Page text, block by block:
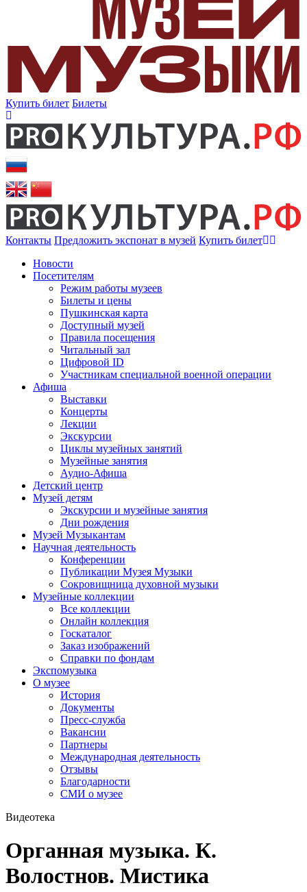
Купить билет Билеты
Контакты Предложить экспонат в музей Купить билет
Новости
Посетителям
Режим работы музеев
Билеты и цены
Пушкинская карта
Доступный музей
Правила посещения
Читальный зал
Цифровой ID
Участникам специальной военной операции
Афиша
Выставки
Концерты
Лекции
Экскурсии
Циклы музейных занятий
Музейные занятия
Аудио-Афиша
Детский центр
Музей детям
Экскурсии и музейные занятия
Дни рождения
Музей Музыкантам
Научная деятельность
Конференции
Публикации Музея Музыки
Сокровищница духовной музыки
Музейные коллекции
Все коллекции
Онлайн коллекция
Госкаталог
Заказ изображений
Справки по фондам
Экспомузыка
О музее
История
Документы
Пресс-служба
Вакансии
Партнеры
Международная деятельность
Отзывы
Благодарности
СМИ о музее
Видеотека
Органная музыка. К.
Волостнов. Мистика